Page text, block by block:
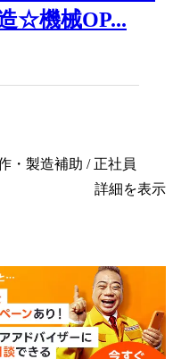
☆機械OP...
・製造補助 / 正社員
詳細を表示